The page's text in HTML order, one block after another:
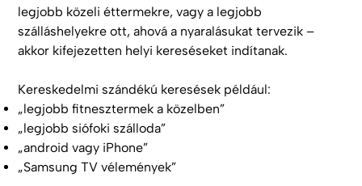
legjobb közeli éttermekre, vagy a legjobb
szálláshelyekre ott, ahová a nyaralásukat tervezik –
akkor kifejezetten helyi kereséseket indítanak.
Kereskedelmi szándékú keresések például:
„legjobb fitnesztermek a közelben”
„legjobb siófoki szálloda”
„android vagy iPhone”
„Samsung TV vélemények”